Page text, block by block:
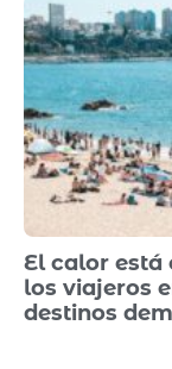
El calor está
los viajeros
destinos